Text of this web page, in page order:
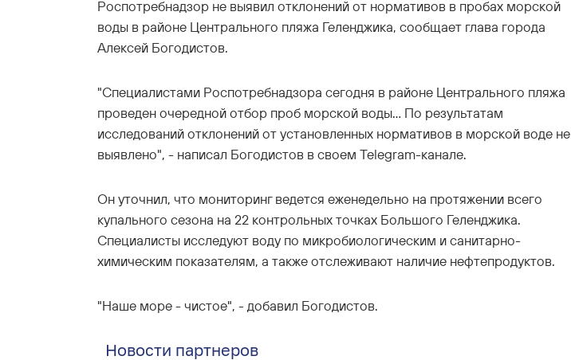
Роспотребнадзор не выявил отклонений от нормативов в пробах морской
воды в районе Центрального пляжа Геленджика, сообщает глава города
Алексей Богодистов.
"Специалистами Роспотребнадзора сегодня в районе Центрального пляжа
проведен очередной отбор проб морской воды... По результатам
исследований отклонений от установленных нормативов в морской воде не
выявлено", - написал Богодистов в своем Telegram-канале.
Он уточнил, что мониторинг ведется еженедельно на протяжении всего
купального сезона на 22 контрольных точках Большого Геленджика.
Специалисты исследуют воду по микробиологическим и санитарно-
химическим показателям, а также отслеживают наличие нефтепродуктов.
"Наше море - чистое", - добавил Богодистов.
Новости партнеров